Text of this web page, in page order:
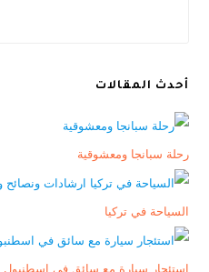
أحدث المقالات
رحلة سبانجا ومعشوقية
السياحة في تركيا
استئجار سيارة مع سائق في اسطنبول